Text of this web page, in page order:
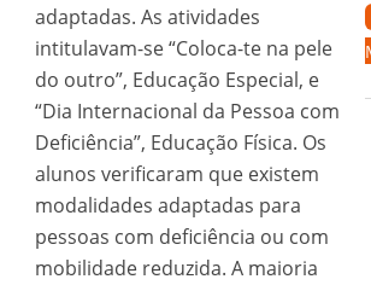
adaptadas. As atividades
intitulavam-se “Coloca-te na pele
do outro”, Educação Especial, e
“Dia Internacional da Pessoa com
Deficiência”, Educação Física. Os
alunos verificaram que existem
modalidades adaptadas para
pessoas com deficiência ou com
mobilidade reduzida. A maioria